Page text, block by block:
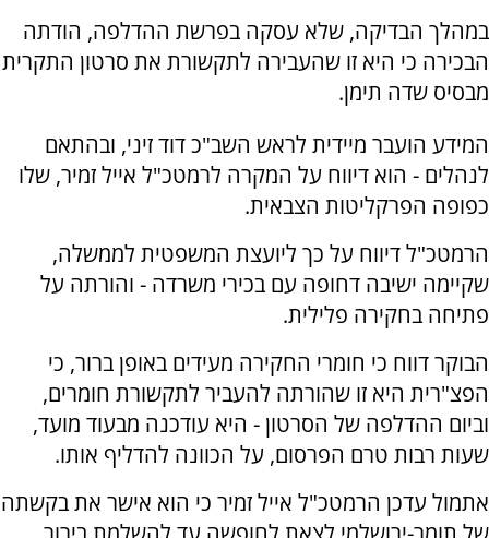
במהלך הבדיקה, שלא עסקה בפרשת ההדלפה, הודתה
הבכירה כי היא זו שהעבירה לתקשורת את סרטון התקרית
מבסיס שדה תימן.
המידע הועבר מיידית לראש השב"כ דוד זיני, ובהתאם
לנהלים - הוא דיווח על המקרה לרמטכ"ל אייל זמיר, שלו
כפופה הפרקליטות הצבאית.
הרמטכ"ל דיווח על כך ליועצת המשפטית לממשלה,
שקיימה ישיבה דחופה עם בכירי משרדה - והורתה על
פתיחה בחקירה פלילית.
הבוקר דווח כי חומרי החקירה מעידים באופן ברור, כי
הפצ"רית היא זו שהורתה להעביר לתקשורת חומרים,
וביום ההדלפה של הסרטון - היא עודכנה מבעוד מועד,
שעות רבות טרם הפרסום, על הכוונה להדליף אותו.
אתמול עדכן הרמטכ"ל אייל זמיר כי הוא אישר את בקשתה